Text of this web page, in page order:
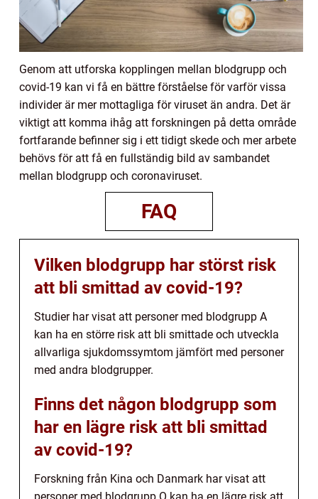
Genom att utforska kopplingen mellan blodgrupp och
covid-19 kan vi få en bättre förståelse för varför vissa
individer är mer mottagliga för viruset än andra. Det är
viktigt att komma ihåg att forskningen på detta område
fortfarande befinner sig i ett tidigt skede och mer arbete
behövs för att få en fullständig bild av sambandet
mellan blodgrupp och coronaviruset.
FAQ
Vilken blodgrupp har störst risk
att bli smittad av covid-19?
Studier har visat att personer med blodgrupp A
kan ha en större risk att bli smittade och utveckla
allvarliga sjukdomssymtom jämfört med personer
med andra blodgrupper.
Finns det någon blodgrupp som
har en lägre risk att bli smittad
av covid-19?
Forskning från Kina och Danmark har visat att